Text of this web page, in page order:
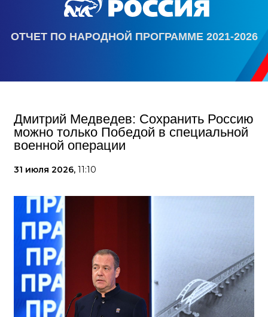
ОТЧЕТ ПО НАРОДНОЙ ПРОГРАММЕ 2021-2026
Дмитрий Медведев: Сохранить Россию
можно только Победой в специальной
военной операции
31 июля 2026, 11:10